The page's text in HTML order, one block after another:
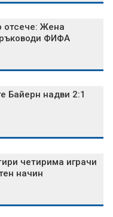
отсече: Жена
ФИФА
Байерн надви 2:1
четирима играчи
начин